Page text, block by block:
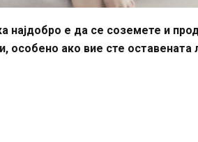
најдобро е да се соземете и
особено ако вие сте оставената